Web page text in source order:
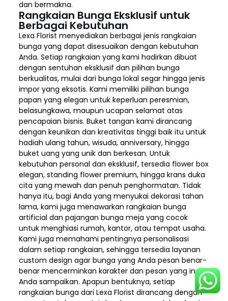
dan bermakna.
Rangkaian Bunga Eksklusif untuk
Berbagai Kebutuhan
Lexa Florist menyediakan berbagai jenis rangkaian
bunga yang dapat disesuaikan dengan kebutuhan
Anda. Setiap rangkaian yang kami hadirkan dibuat
dengan sentuhan eksklusif dan pilihan bunga
berkualitas, mulai dari bunga lokal segar hingga jenis
impor yang eksotis. Kami memiliki pilihan bunga
papan yang elegan untuk keperluan peresmian,
belasungkawa, maupun ucapan selamat atas
pencapaian bisnis. Buket tangan kami dirancang
dengan keunikan dan kreativitas tinggi baik itu untuk
hadiah ulang tahun, wisuda, anniversary, hingga
buket uang yang unik dan berkesan. Untuk
kebutuhan personal dan eksklusif, tersedia flower box
elegan, standing flower premium, hingga krans duka
cita yang mewah dan penuh penghormatan. Tidak
hanya itu, bagi Anda yang menyukai dekorasi tahan
lama, kami juga menawarkan rangkaian bunga
artificial dan pajangan bunga meja yang cocok
untuk menghiasi rumah, kantor, atau tempat usaha.
Kami juga memahami pentingnya personalisasi
dalam setiap rangkaian, sehingga tersedia layanan
custom design agar bunga yang Anda pesan benar-
benar mencerminkan karakter dan pesan yang ingin
Anda sampaikan. Apapun bentuknya, setiap
rangkaian bunga dari Lexa Florist dirancang dengan